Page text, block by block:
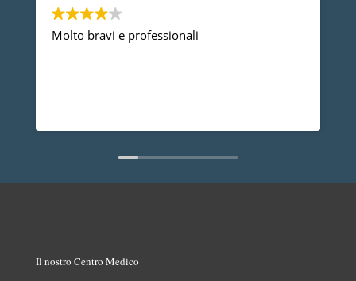
Molto bravi e professionali
Il nostro Centro Medico